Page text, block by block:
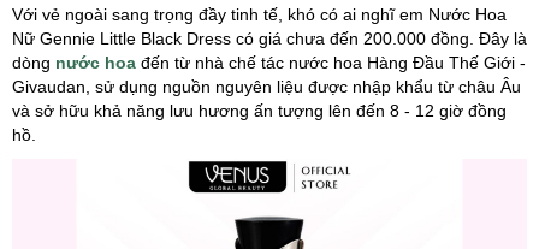
Với vẻ ngoài sang trọng đầy tinh tế, khó có ai nghĩ em Nước Hoa
Nữ Gennie Little Black Dress có giá chưa đến 200.000 đồng. Đây là
dòng nước hoa đến từ nhà chế tác nước hoa Hàng Đầu Thế Giới -
Givaudan, sử dụng nguồn nguyên liệu được nhập khẩu từ châu Âu
và sở hữu khả năng lưu hương ấn tượng lên đến 8 - 12 giờ đồng
hồ.